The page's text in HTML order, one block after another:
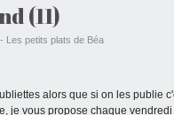
(11)
Les petits plats de Béa
alors que si on les publie
je vous propose chaque